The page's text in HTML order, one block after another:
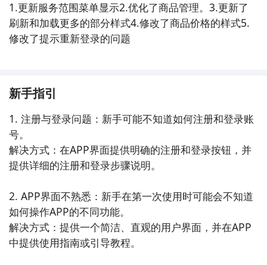
1.更新服务范围菜单显示2.优化了商品管理。3.更新了
刷新和加载更多的部分样式4.修改了商品价格的样式5.
修改了提示重新登录的问题
新手指引
1. 注册与登录问题：新手可能不知道如何注册和登录账
号。
解决方式：在APP界面提供明确的注册和登录按钮，并
提供详细的注册和登录步骤说明。
2. APP界面不熟悉：新手在第一次使用时可能会不知道
如何操作APP的不同功能。
解决方式：提供一个简洁、直观的用户界面，并在APP
中提供使用指南或引导教程。